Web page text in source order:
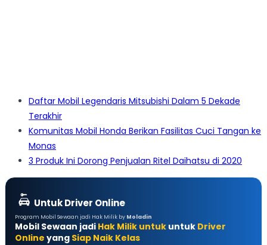
Daftar Mobil Legendaris Mitsubishi Dalam 5 Dekade
Terakhir
Komunitas Mobil Honda Berikan Fasilitas Cuci Tangan ke
Monas
3 Produk Ini Dorong Penjualan Ritel Daihatsu di 2020
Untuk Driver Online
Program Mobil Sewaan jadi Hak Milik by Moladin
Mobil Sewaan jadi Hak Milik untuk untuk Driver
Online yang Siap Naik Kelas